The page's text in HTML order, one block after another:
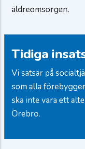
äldreomsorgen.
Tidiga
Vi satsar på
som alla
ska inte vara ett
Örebro.